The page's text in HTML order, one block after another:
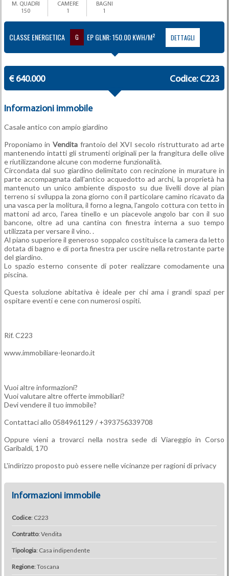
M. QUADRI
150
CAMERE
1
BAGNI
1
CLASSE ENERGETICA G EP GLNR: 150.00 KWH/M² DETTAGLI
€ 640.000 Codice: C223
Informazioni immobile
Casale antico con ampio giardino
Proponiamo inVendita frantoio del XVI secolo ristrutturato ad arte
mantenendo intatti gli strumenti originali per la frangitura delle olive
e riutilizzandone alcune con moderne funzionalità.
Circondata dal suo giardino delimitato con recinzione in murature in
parte accompagnata dall'antico acquedotto ad archi, la proprietà ha
mantenuto un unico ambiente disposto su due livelli dove al pian
terreno si sviluppa la zona giorno con il particolare camino ricavato da
una vasca per la molitura, il forno a legna, l'angolo cottura con tetto in
mattoni ad arco, l'area tinello e un piacevole angolo bar con il suo
bancone, oltre ad una cantina con finestra interna a suo tempo
utilizzata per versare il vino. .
Al piano superiore il generoso soppalco costituisce la camera da letto
dotata di bagno e di porta finestra per uscire nella retrostante parte
del giardino.
Lo spazio esterno consente di poter realizzare comodamente una
piscina.
Questa soluzione abitativa è ideale per chi ama i grandi spazi per
ospitare eventi e cene con numerosi ospiti.
Rif. C223
www.immobiliare-leonardo.it
Vuoi altre informazioni?
Vuoi valutare altre offerte immobiliari?
Devi vendere il tuo immobile?
Contattaci allo 0584961129 / +393756339708
Oppure vieni a trovarci nella nostra sede di Viareggio in Corso
Garibaldi, 170
L'indirizzo proposto può essere nelle vicinanze per ragioni di privacy
Informazioni immobile
Codice: C223
Contratto: Vendita
Tipologia: Casa indipendente
Regione: Toscana